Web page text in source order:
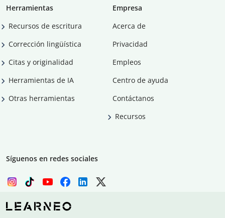
Herramientas
Recursos de escritura
Corrección lingüística
Citas y originalidad
Herramientas de IA
Otras herramientas
Empresa
Acerca de
Privacidad
Empleos
Centro de ayuda
Contáctanos
Recursos
Síguenos en redes sociales